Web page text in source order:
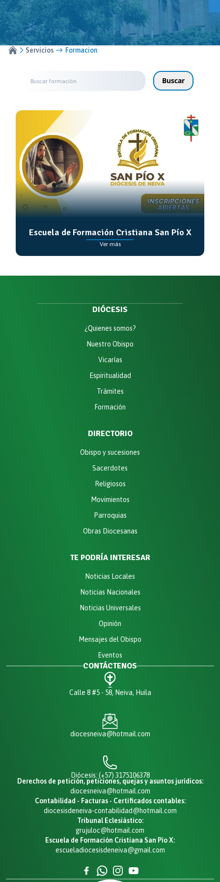
Servicios Formacion
Buscar
Escuela de Formación Cristiana San Pío X
Ver más
DIÓCESIS
¿Quienes somos?
Nuestro Obispo
Vicarías
Espiritualidad
Trámites
Formación
DIRECTORIO
Obispo y sucesiones
Sacerdotes
Religiosos
Movimientos
Parroquias
Obras Diocesanas
TE PODRÍA INTERESAR
Noticias Locales
Noticias Nacionales
Noticias Universales
Opinión
Mensajes del Obispo
Eventos
CONTÁCTENOS
Calle 8 #5 - 58, Neiva, Huila
diocesneiva@hotmail.com
Diócesis: (+57) 3175106378
Derechos de petición, peticiones, quejas y asuntos jurídicos:
diocesneiva@hotmail.com
Contabilidad - Facturas - Certificados contables:
diocesisdeneiva-contabilidad@hotmail.com
Tribunal Eclesiástico:
grujuloc@hotmail.com
Escuela de Formación Cristiana San Pío X:
escueladiocesisdeneiva@gmail.com